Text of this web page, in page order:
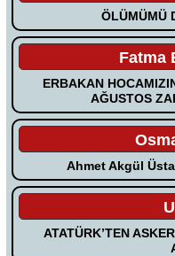
ÖLÜMÜMÜ
Fatma
ERBAKAN
AĞUSTOS
Ahmet Akgül
ATATÜRK’TEN